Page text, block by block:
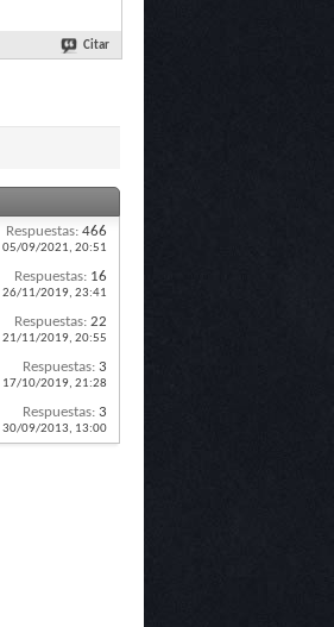
Citar
Respuestas: 466
05/09/2021, 20:51
Respuestas: 16
26/11/2019, 23:41
Respuestas: 22
21/11/2019, 20:55
Respuestas: 3
17/10/2019, 21:28
Respuestas: 3
30/09/2013, 13:00